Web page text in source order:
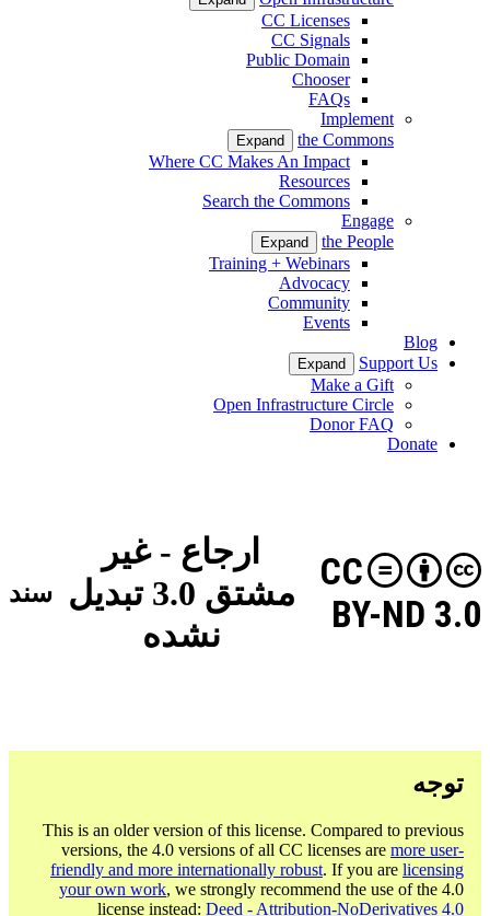
CC Licenses
CC Signals
Public Domain
Chooser
FAQs
Implement
the Commons
Expand
Where CC Makes An Impact
Resources
Search the Commons
Engage
the People
Expand
Training + Webinars
Advocacy
Community
Events
Blog
Support Us
Expand
Make a Gift
Open Infrastructure Circle
Donor FAQ
Donate
ارجاع - غیر
مشتق 3.0 تبدیل
نشده
CC
BY-ND 3.0
سند
توجه
This is an older version of this license. Compared to previous
versions, the 4.0 versions of all CC licenses are more user-
friendly and more internationally robust. If you are licensing
your own work, we strongly recommend the use of the 4.0
license instead: Deed - Attribution-NoDerivatives 4.0